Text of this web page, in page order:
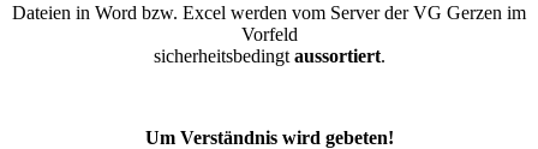
Dateien in Word bzw. Excel werden vom Server der VG Gerzen im
Vorfeld
sicherheitsbedingt aussortiert.
Um Verständnis wird gebeten!